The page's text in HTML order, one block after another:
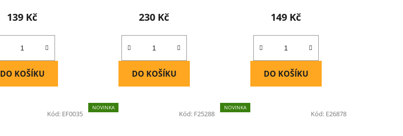
139 Kč
DO KOŠÍKU
230 Kč
DO KOŠÍKU
149 Kč
DO KOŠÍKU
Kód: EF0035
NOVINKA
Kód: F25288
NOVINKA
Kód: E26878